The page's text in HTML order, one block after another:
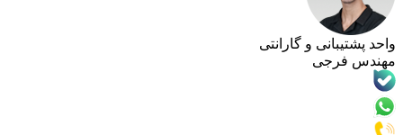
و گارانتی